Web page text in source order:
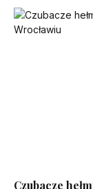
Czubacze